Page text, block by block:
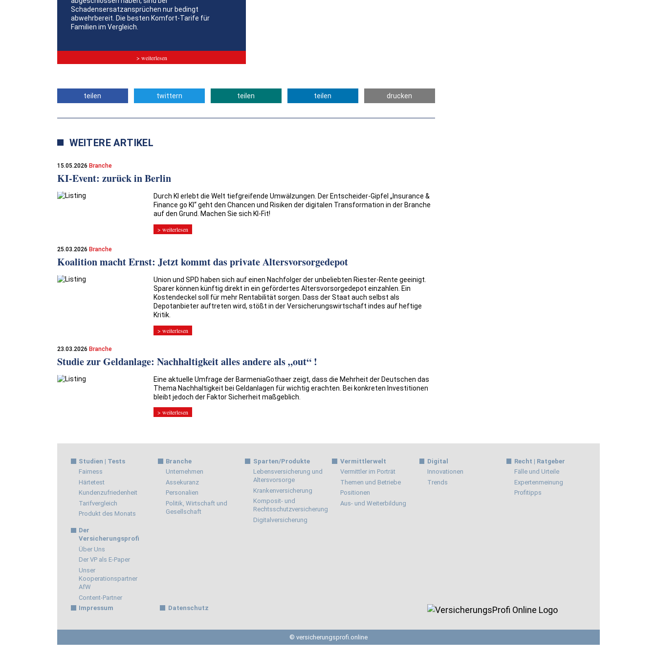
Schadensersatzansprüchen nur bedingt
abwehrbereit. Die besten Komfort-Tarife für
Familien im Vergleich.
> weiterlesen
teilen twittern teilen teilen drucken
WEITERE ARTIKEL
15.05.2026 Branche
KI-Event: zurück in Berlin
Durch KI erlebt die Welt tiefgreifende Umwälzungen. Der Entscheider-Gipfel „Insurance &
Finance go KI“ geht den Chancen und Risiken der digitalen Transformation in der Branche
auf den Grund. Machen Sie sich KI-Fit!
> weiterlesen
25.03.2026 Branche
Koalition macht Ernst: Jetzt kommt das private Altersvorsorgedepot
Union und SPD haben sich auf einen Nachfolger der unbeliebten Riester-Rente geeinigt.
Sparer können künftig direkt in ein gefördertes Altersvorsorgedepot einzahlen. Ein
Kostendeckel soll für mehr Rentabilität sorgen. Dass der Staat auch selbst als
Depotanbieter auftreten wird, stößt in der Versicherungswirtschaft indes auf heftige
Kritik.
> weiterlesen
23.03.2026 Branche
Studie zur Geldanlage: Nachhaltigkeit alles andere als „out“ !
Eine aktuelle Umfrage der BarmeniaGothaer zeigt, dass die Mehrheit der Deutschen das
Thema Nachhaltigkeit bei Geldanlagen für wichtig erachten. Bei konkreten Investitionen
bleibt jedoch der Faktor Sicherheit maßgeblich.
> weiterlesen
Studien | Tests
Fairness
Härtetest
Kundenzufriedenheit
Tarifvergleich
Produkt des Monats
Branche
Unternehmen
Assekuranz
Personalien
Politik, Wirtschaft und
Gesellschaft
Sparten/Produkte
Lebensversicherung und
Altersvorsorge
Krankenversicherung
Komposit- und
Rechtsschutzversicherung
Digitalversicherung
Vermittlerwelt
Vermittler im Porträt
Themen und Betriebe
Positionen
Aus- und Weiterbildung
Digital
Innovationen
Trends
Recht | Ratgeber
Fälle und Urteile
Expertenmeinung
Profitipps
Der
Versicherungsprofi
Über Uns
Der VP als E-Paper
Unser
Kooperationspartner
AfW
Content-Partner
Impressum
Datenschutz
© versicherungsprofi.online